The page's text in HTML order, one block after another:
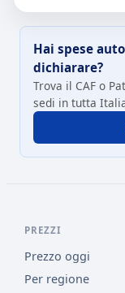
Hai spese
dichiarare?
Trova il CAF o
sedi in tutta
PREZZI
Prezzo oggi
Per regione